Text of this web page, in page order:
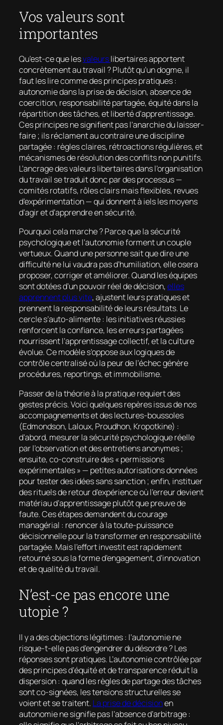
Vos valeurs sont
importantes
Qu’est-ce que lesvaleurslibertaires apportent
concrètement au travail ? Plutôt qu’un dogme, il
faut les lire comme des principes pratiques :
autonomie dans la prise de décision, absence de
coercition, responsabilité partagée, équité dans la
répartition des tâches, et liberté d’apprentissage.
Ces principes ne signifient pas l’anarchie du laisser-
faire ; ils réclament au contraire une discipline
partagée : règles claires, rétroactions régulières, et
mécanismes de résolution des conflits non punitifs.
L’ancrage des valeurs libertaires dans l’organisation
du travail se traduit donc par des processus —
comités rotatifs, rôles clairs mais flexibles, revues
d’expérimentation — qui donnent à iels les moyens
d’agir et d’apprendre en sécurité.
Pourquoi cela marche ? Parce que la sécurité
psychologique et l’autonomie forment un couple
vertueux. Quand une personne sait que dire une
difficulté ne lui vaudra pas d’humiliation, elle osera
proposer, corriger et améliorer. Quand les équipes
sont dotées d’un pouvoir réel de décision,elles
apprennent plus vite, ajustent leurs pratiques et
prennent la responsabilité de leurs résultats. Le
cercle s’auto-alimente : les initiatives réussies
renforcent la confiance, les erreurs partagées
nourrissent l’apprentissage collectif, et la culture
évolue. Ce modèle s’oppose aux logiques de
contrôle centralisé où la peur de l’échec génère
procédures, reportings, et immobilisme.
Passer de la théorie à la pratique requiert des
gestes précis. Voici quelques repères issus de nos
accompagnements et des lectures-boussoles
(Edmondson, Laloux, Proudhon, Kropotkine) :
d’abord, mesurer la sécurité psychologique réelle
par l’observation et des entretiens anonymes ;
ensuite, co-construire des « permissions
expérimentales » — petites autorisations données
pour tester des idées sans sanction ; enfin, instituer
des rituels de retour d’expérience où l’erreur devient
matériau d’apprentissage plutôt que preuve de
faute. Ces étapes demandent du courage
managérial : renoncer à la toute-puissance
décisionnelle pour la transformer en responsabilité
partagée. Mais l’effort investit est rapidement
retourné sous la forme d’engagement, d’innovation
et de qualité du travail.
N’est-ce pas encore une
utopie ?
Il y a des objections légitimes : l’autonomie ne
risque-t-elle pas d’engendrer du désordre ? Les
réponses sont pratiques. L’autonomie contrôlée par
des principes d’équité et de transparence réduit la
dispersion : quand les règles de partage des tâches
sont co-signées, les tensions structurelles se
voient et se traitent. La prise de décisionen
autonomie ne signifie pas l’absence d’arbitrage :